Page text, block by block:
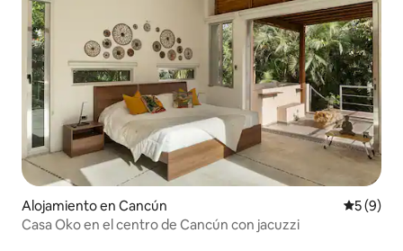
Alojamiento en Cancún
5 (9)
Casa Oko en el centro de Cancún con jacuzzi